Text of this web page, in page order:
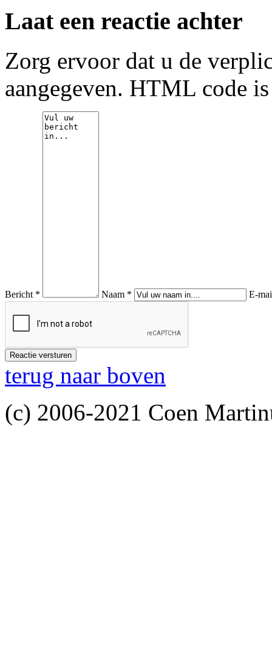
Laat een reactie achter
Zorg ervoor dat u de
aangegeven. HTML code
Bericht * Naam * E-
terug naar boven
(c) 2006-2021 Coen